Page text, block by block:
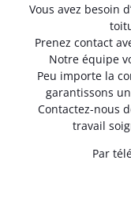
Vous avez besoin
Prenez contact
Notre équipe
Peu importe la
garantissons
Contactez-nous
travail
Par